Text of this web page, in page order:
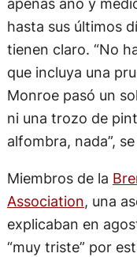
hasta sus últimos
tienen claro. “No
que incluya una
Monroe pasó un
ni una trozo de
alfombra, nada”,
Miembros de la
Association, una
explicaban en
“muy triste” por